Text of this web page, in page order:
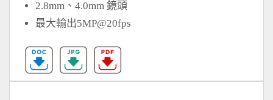
2.8mm、4.0mm 鏡頭
最大輸出5MP@20fps